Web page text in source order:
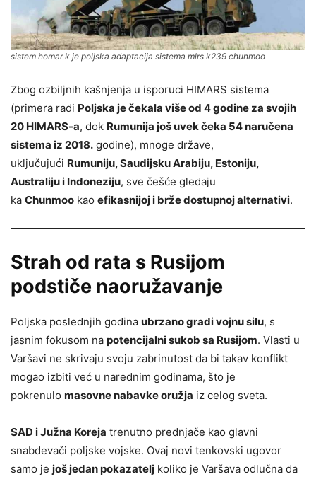
sistem homar k je poljska adaptacija sistema mlrs k239 chunmoo
Zbog ozbiljnih kašnjenja u isporuci HIMARS sistema
(primera radi Poljska je čekala više od 4 godine za svojih
20 HIMARS-a, dok Rumunija još uvek čeka 54 naručena
sistema iz 2018. godine), mnoge države,
uključujući Rumuniju, Saudijsku Arabiju, Estoniju,
Australiju i Indoneziju, sve češće gledaju
ka Chunmoo kao efikasnijoj i brže dostupnoj alternativi.
Strah od rata s Rusijom
podstiče naoružavanje
Poljska poslednjih godina ubrzano gradi vojnu silu, s
jasnim fokusom na potencijalni sukob sa Rusijom. Vlasti u
Varšavi ne skrivaju svoju zabrinutost da bi takav konflikt
mogao izbiti već u narednim godinama, što je
pokrenulo masovne nabavke oružja iz celog sveta.
SAD i Južna Koreja trenutno prednjače kao glavni
snabdevači poljske vojske. Ovaj novi tenkovski ugovor
samo je još jedan pokazatelj koliko je Varšava odlučna da